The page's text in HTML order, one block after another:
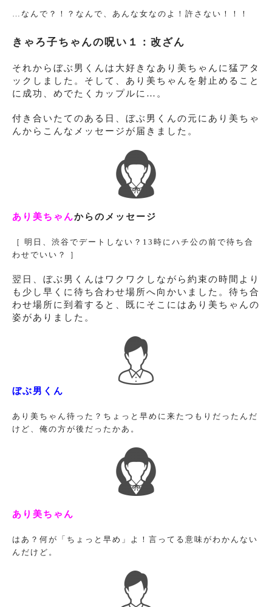
…なんで？！？なんで、あんな女なのよ！許さない！！！
きゃろ子ちゃんの呪い１：改ざん
それからぼぶ男くんは大好きなあり美ちゃんに猛アタ
ックしました。そして、あり美ちゃんを射止めること
に成功、めでたくカップルに…。
付き合いたてのある日、ぼぶ男くんの元にあり美ちゃ
んからこんなメッセージが届きました。
あり美ちゃんからのメッセージ
［ 明日、渋谷でデートしない？13時にハチ公の前で待ち合
わせでいい？ ］
翌日、ぼぶ男くんはワクワクしながら約束の時間より
も少し早くに待ち合わせ場所へ向かいました。待ち合
わせ場所に到着すると、既にそこにはあり美ちゃんの
姿がありました。
ぼぶ男くん
あり美ちゃん待った？ちょっと早めに来たつもりだったんだ
けど、俺の方が後だったかあ。
あり美ちゃん
はあ？何が「ちょっと早め」よ！言ってる意味がわかんない
んだけど。